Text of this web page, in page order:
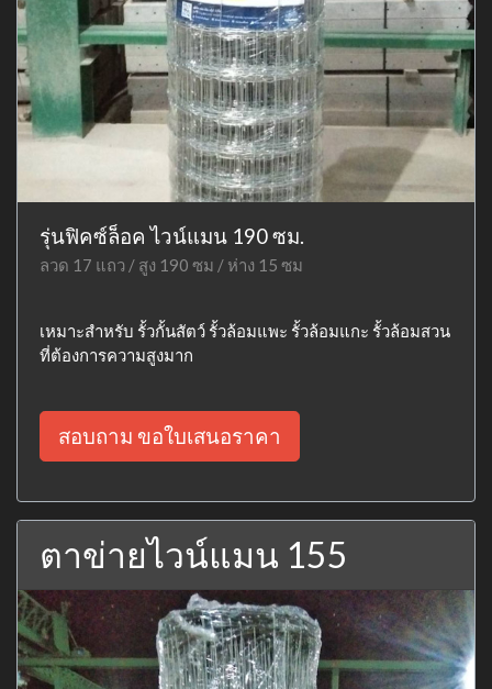
รุ่นฟิคซ์ล็อค ไวน์แมน 190 ซม.
ลวด 17 แถว / สูง 190 ซม / ห่าง 15 ซม
เหมาะสำหรับ รั้วกั้นสัตว์ รั้วล้อมแพะ รั้วล้อมแกะ รั้วล้อมสวน
ที่ต้องการความสูงมาก
สอบถาม ขอใบเสนอราคา
ตาข่ายไวน์แมน 155